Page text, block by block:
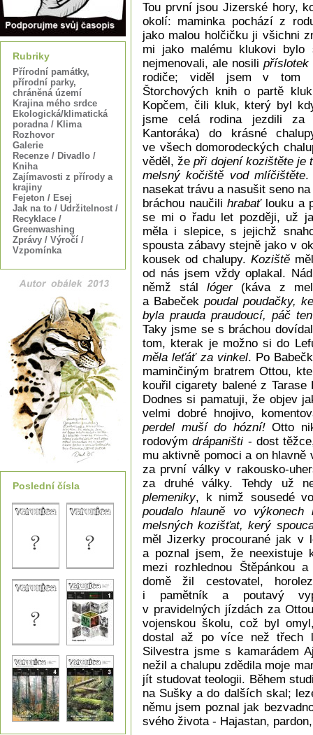
Rubriky
Přírodní památky,
přírodní parky,
chráněná území
Krajina mého srdce
Ekologická/klimatická
poradna / Klima
Rozhovor
Galerie
Recenze / Divadlo /
Kniha
Zajímavosti z přírody a
krajiny
Fejeton / Esej
Jak na to / Udržitelnost /
Recyklace /
Greenwashing
Zprávy / Výročí /
Vzpomínka
Poslední čísla
Tou první jsou Jizerské hory,
okolí: maminka pochází z
jako malou holčičku ji všichni
mi jako malému klukovi
nejmenovali, ale nosili příslotek
rodiče; viděl jsem v tom
Štorchových knih o partě
Kopčem, čili kluk, který byl
jsme celá rodina jezdili za
Kantoráka) do krásné
ve všech domorodeckých
věděl, žepři dojení kozištěte je
melsný kočiště vod mlíčištěte.
nasekat trávu a nasušit seno
bráchou naučilihrabaťlouku a
se mi o řadu let později, už
měla i slepice, s jejichž
spousta zábavy stejně jako v
kousek od chalupy. Koziště
od nás jsem vždy oplakal.
němž stállóger(káva z
a Babeček poudal poudačky,
byla prauda praudoucí, páč
Taky jsme se s bráchou
tom, kterak je možno si do
měla leťáť za vinkel. Po
maminčiným bratrem Ottou,
kouřil cigarety balené z Tarase
Dodnes si pamatuji, že objev
velmi dobré hnojivo,
perdel muší do hózní!Otto
rodovýmdrápaništi - dost
mu aktivně pomoci a on
za první války v rakousko-
za druhé války. Tehdy už
plemeniky, k nimž sousedé
poudalo hlauně vo výkonech
melsných kozišťat, kerý
měl Jizerky procourané jak v
a poznal jsem, že neexistuje
mezi rozhlednou Štěpánkou
domě žil cestovatel,
i pamětník a poutavý
v pravidelných jízdách za
vojenskou školu, což byl
dostal až po více než třech
Silvestra jsme s kamarádem
nežil a chalupu zdědila moje
jít studovat teologii. Během
na Sušky a do dalších skal;
němu jsem poznal jak
svého života - Hajastan,